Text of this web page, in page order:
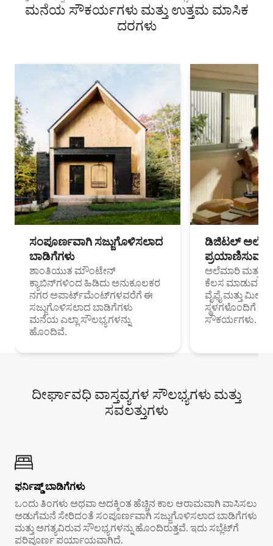
ಟೌನ್‌ಹೌಸ್
ಮನೆಯ ಸೌಕರ್ಯಗಳು ಮತ್ತು ಉತ್ತಮ ಮಾಸಿಕ
ದರಗಳು
ಸಂಪೂರ್ಣವಾಗಿ ಸಜ್ಜುಗೊಳಿಸಲಾದ
ಬಾಡಿಗೆಗಳು
ಶಾಂತಿಯುತ ಮೌಂಟೇನ್
ಕ್ಯಾಬಿನ್‌ಗಳಿಂದ ಹಿಡಿದು ಅನುಕೂಲಕರ
ನಗರ ಅಪಾರ್ಟ್‌ಮೆಂಟ್‌ಗಳವರೆಗೆ ಈ
ಸಜ್ಜುಗೊಳಿಸಲಾದ ಬಾಡಿಗೆಗಳು
ಮನೆಯ ಎಲ್ಲಾ ಸೌಲಭ್ಯಗಳನ್ನು
ಹೊಂದಿವೆ.
ಡಿಜಿಟಲ್
ಪ್ರಯಾಣಿಸುವ
ಅಲೆಮಾರಿ ಮತ್ತು
ಕೆಲಸ ಮಾಡುವ
ವೈಫೈ ಮತ್ತು
ಸ್ಥಳಗಳೊಂದಿಗೆ
ಸೌಕರ್ಯಗಳು.
ದೀರ್ಘಾವಧಿ ವಾಸ್ತವ್ಯಗಳ ಸೌಲಭ್ಯಗಳು ಮತ್ತು
ಸವಲತ್ತುಗಳು
ಫರ್ನಿಷ್ಡ್ ಬಾಡಿಗೆಗಳು
ಒಂದು ತಿಂಗಳು ಅಥವಾ ಅದಕ್ಕಿಂತ ಹೆಚ್ಚಿನ ಕಾಲ ಆರಾಮವಾಗಿ ವಾಸಿಸಲು
ಅಡುಗೆಮನೆ ಸೇರಿದಂತೆ ಸಂಪೂರ್ಣವಾಗಿ ಸಜ್ಜುಗೊಳಿಸಲಾದ ಬಾಡಿಗೆಗಳು
ಮತ್ತು ಅಗತ್ಯವಿರುವ ಸೌಲಭ್ಯಗಳನ್ನು ಹೊಂದಿರುತ್ತವೆ. ಇದು ಸಬ್ಲೆಟ್‌ಗೆ
ಪರಿಪೂರ್ಣ ಪರ್ಯಾಯವಾಗಿದೆ.